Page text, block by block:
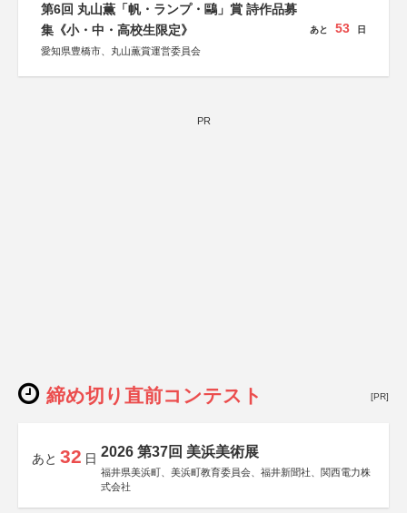
第6回 丸山薫「帆・ランプ・鷗」賞 詩作品募
集《小・中・高校生限定》
愛知県豊橋市、丸山薫賞運営委員会
あと 53 日
PR
締め切り直前コンテスト [PR]
あと 32 日 2026 第37回 美浜美術展
福井県美浜町、美浜町教育委員会、福井新聞社、関西電力株
式会社